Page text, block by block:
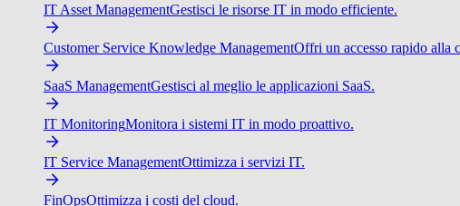
IT Asset ManagementGestisci le risorse IT in modo efficiente.
Customer Service Knowledge ManagementOffri un accesso rapido alla
SaaS ManagementGestisci al meglio le applicazioni SaaS.
IT MonitoringMonitora i sistemi IT in modo proattivo.
IT Service ManagementOttimizza i servizi IT.
FinOpsOttimizza i costi del cloud.